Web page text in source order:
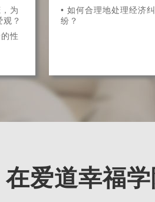
为
？
性
• 如何合理地处理经济
纷？
在爱道幸福